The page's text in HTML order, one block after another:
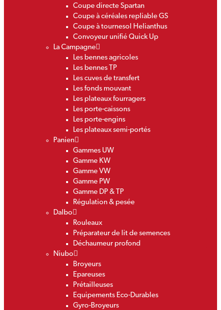
Coupe directe Spartan
Coupe à céréales repliable GS
Coupe à tournesol Helianthus
Convoyeur unifié Quick Up
La Campagne
Les bennes agricoles
Les bennes TP
Les cuves de transfert
Les fonds mouvant
Les plateaux fourragers
Les porte-caissons
Les porte-engins
Les plateaux semi-portés
Panien
Gammes UW
Gamme KW
Gamme VW
Gamme PW
Gamme DP & TP
Régulation & pesée
Dalbo
Rouleaux
Préparateur de lit de semences
Déchaumeur profond
Niubo
Broyeurs
Epareuses
Prétailleuses
Equipements Eco-Durables
Gyro-Broyeurs